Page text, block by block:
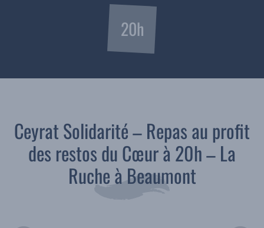
20h
Ceyrat Solidarité – Repas au profit
des restos du Cœur à 20h – La
Ruche à Beaumont